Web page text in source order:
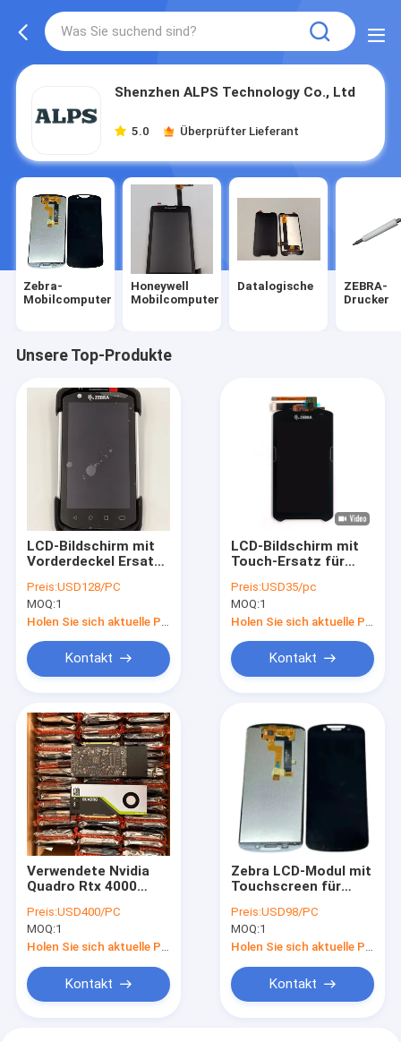
Shenzhen ALPS Technology Co., Ltd
5.0 Überprüfter Lieferant
Zebra-
Mobilcomputer
Honeywell
Mobilcomputer
Datalogische
ZEBRA-
Drucker
Unsere Top-Produkte
LCD-Bildschirm mit
Vorderdeckel Ersatz
Preis:USD128/PC
MOQ:1
Kontakt
LCD-Bildschirm mit
Touch-Ersatz für
Preis:USD35/pc
MOQ:1
Kontakt
Verwendete Nvidia
Quadro Rtx 4000
Preis:USD400/PC
MOQ:1
Kontakt
Zebra LCD-Modul mit
Touchscreen für
Zubehör
Preis:USD98/PC
MOQ:1
Kontakt